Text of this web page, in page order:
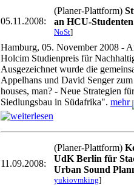
05.11.2008:
(Planer-Plattform)
an HCU-
NoSt]
Hamburg, 05. November 2008 -
Holcim Studienpreis für
Ausgezeichnet wurde die
Appelhans und David Senger
houses, man? - Neue Strategien
Siedlungsbau in Südafrika". mehr
11.09.2008:
(Planer-Plattform)
UdK Berlin für
Urban Sound
yukiovmking]